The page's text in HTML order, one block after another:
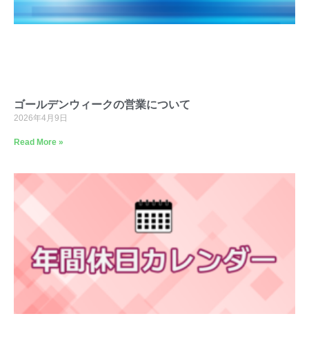
ゴールデンウィークの営業について
2026年4月9日
Read More »